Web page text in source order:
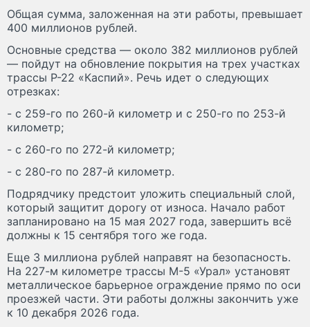
Общая сумма, заложенная на эти работы, превышает
400 миллионов рублей.
Основные средства — около 382 миллионов рублей
— пойдут на обновление покрытия на трех участках
трассы Р-22 «Каспий». Речь идет о следующих
отрезках:
- с 259-го по 260-й километр и с 250-го по 253-й
километр;
- с 260-го по 272-й километр;
- с 280-го по 287-й километр.
Подрядчику предстоит уложить специальный слой,
который защитит дорогу от износа. Начало работ
запланировано на 15 мая 2027 года, завершить всё
должны к 15 сентября того же года.
Еще 3 миллиона рублей направят на безопасность.
На 227-м километре трассы М-5 «Урал» установят
металлическое барьерное ограждение прямо по оси
проезжей части. Эти работы должны закончить уже
к 10 декабря 2026 года.